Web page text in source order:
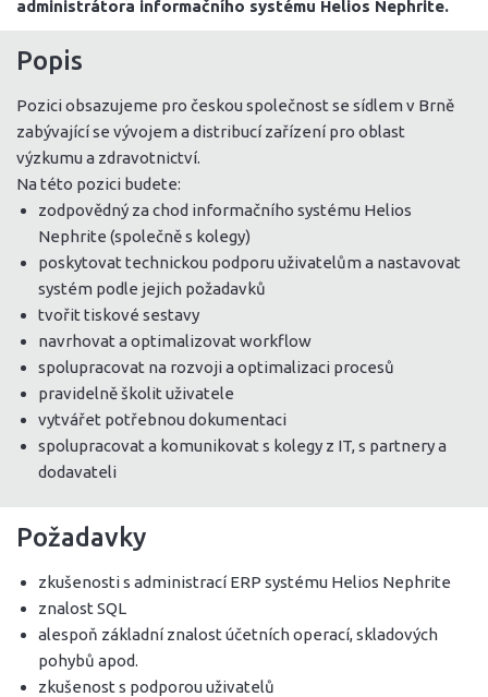
administrátora informačního systému Helios Nephrite.
Popis
Pozici obsazujeme pro českou společnost se sídlem v Brně
zabývající se vývojem a distribucí zařízení pro oblast
výzkumu a zdravotnictví.
Na této pozici budete:
zodpovědný za chod informačního systému Helios
Nephrite (společně s kolegy)
poskytovat technickou podporu uživatelům a nastavovat
systém podle jejich požadavků
tvořit tiskové sestavy
navrhovat a optimalizovat workflow
spolupracovat na rozvoji a optimalizaci procesů
pravidelně školit uživatele
vytvářet potřebnou dokumentaci
spolupracovat a komunikovat s kolegy z IT, s partnery a
dodavateli
Požadavky
zkušenosti s administrací ERP systému Helios Nephrite
znalost SQL
alespoň základní znalost účetních operací, skladových
pohybů apod.
zkušenost s podporou uživatelů